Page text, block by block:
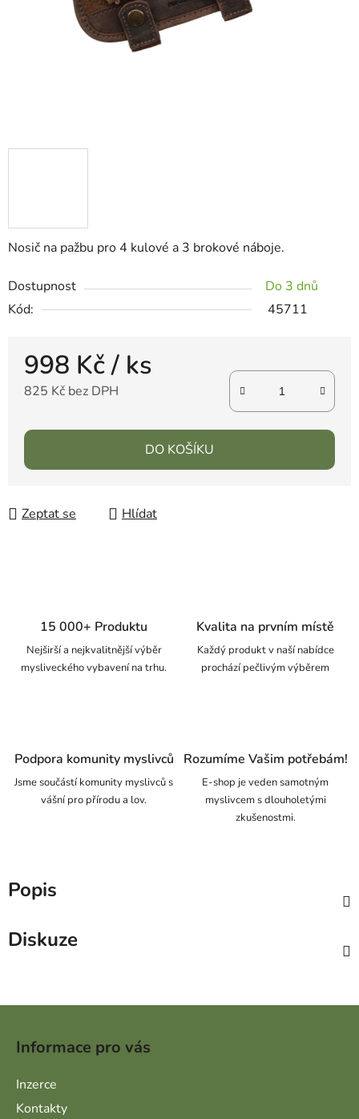
Nosič na pažbu pro 4 kulové a 3 brokové náboje.
Dostupnost
Do 3 dnů
Kód:
45711
998 Kč/ ks
825 Kč bez DPH
DO KOŠÍKU
Zeptat se Hlídat
15 000+ Produktu
Nejširší a nejkvalitnější výběr
mysliveckého vybavení na trhu.
Kvalita na prvním místě
Každý produkt v naší nabídce
prochází pečlivým výběrem
Podpora komunity myslivců
Jsme součástí komunity myslivců s
vášní pro přírodu a lov.
Rozumíme Vašim potřebám!
E-shop je veden samotným
myslivcem s dlouholetými
zkušenostmi.
Popis
Diskuze
Informace pro vás
Inzerce
Kontakty